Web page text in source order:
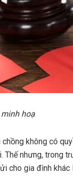
hoạ
không có
nhưng, trong
cho gia đình